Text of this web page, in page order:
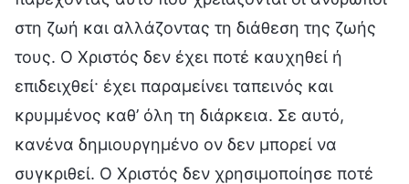
στη ζωή και αλλάζοντας τη διάθεση της ζωής
τους. Ο Χριστός δεν έχει ποτέ καυχηθεί ή
επιδειχθεί· έχει παραμείνει ταπεινός και
κρυμμένος καθ’ όλη τη διάρκεια. Σε αυτό,
κανένα δημιουργημένο ον δεν μπορεί να
συγκριθεί. Ο Χριστός δεν χρησιμοποίησε ποτέ